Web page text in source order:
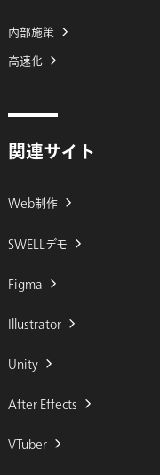
内部施策
高速化
関連サイト
Web制作
SWELLデモ
Figma
Illustrator
Unity
After Effects
VTuber